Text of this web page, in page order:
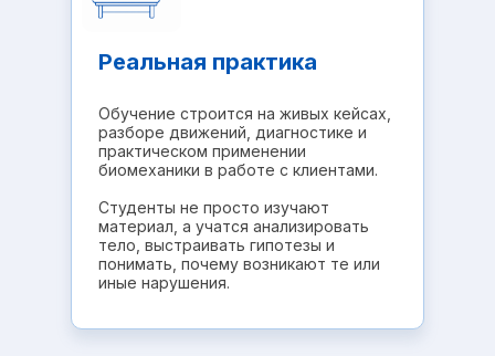
Реальная практика
Обучение строится на живых кейсах,
разборе движений, диагностике и
практическом применении
биомеханики в работе с клиентами.
Студенты не просто изучают
материал, а учатся анализировать
тело, выстраивать гипотезы и
понимать, почему возникают те или
иные нарушения.